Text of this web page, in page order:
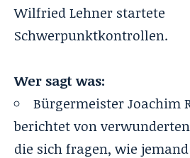
Wilfried Lehner startete
Schwerpunktkontrollen.
Wer sagt was:
Bürgermeister Joachim
berichtet von
die sich fragen, wie